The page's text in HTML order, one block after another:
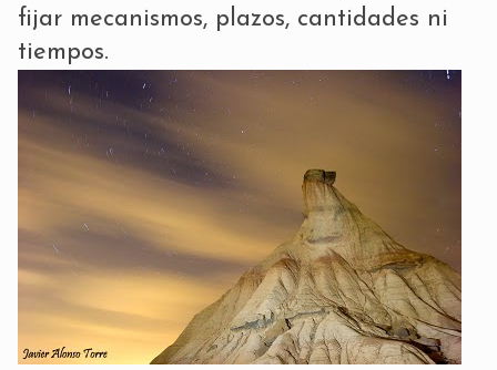
fijar mecanismos, plazos, cantidades ni
tiempos.